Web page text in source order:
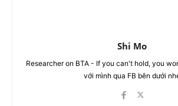
Shi Mo
Researcher on BTA - If you can't hold, you
với mình qua FB bên dưới